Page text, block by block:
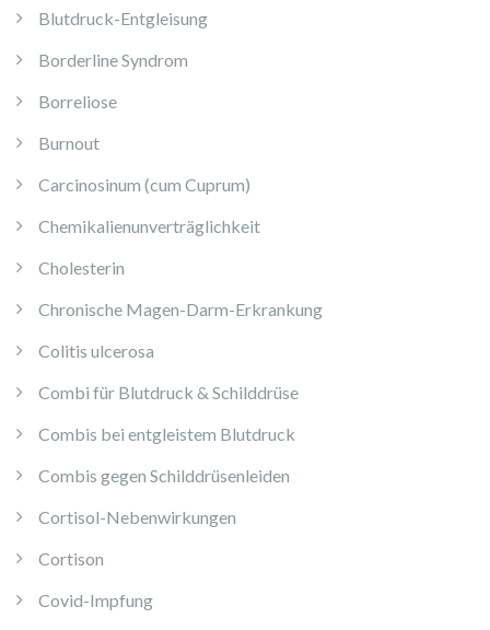
Blutdruck-Entgleisung
Borderline Syndrom
Borreliose
Burnout
Carcinosinum (cum Cuprum)
Chemikalienunverträglichkeit
Cholesterin
Chronische Magen-Darm-Erkrankung
Colitis ulcerosa
Combi für Blutdruck & Schilddrüse
Combis bei entgleistem Blutdruck
Combis gegen Schilddrüsenleiden
Cortisol-Nebenwirkungen
Cortison
Covid-Impfung